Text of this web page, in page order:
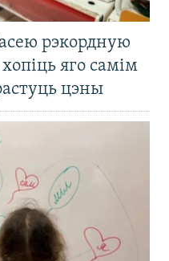
рэкордную
яго самім
цэны